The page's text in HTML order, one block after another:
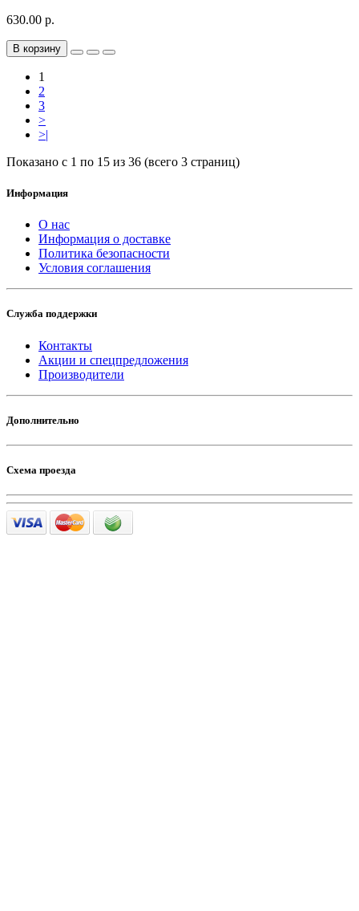
630.00 р.
В корзину
1
2
3
>
>|
Показано с 1 по 15 из 36 (всего 3 страниц)
Информация
О нас
Информация о доставке
Политика безопасности
Условия соглашения
Служба поддержки
Контакты
Акции и спецпредложения
Производители
Дополнительно
Схема проезда